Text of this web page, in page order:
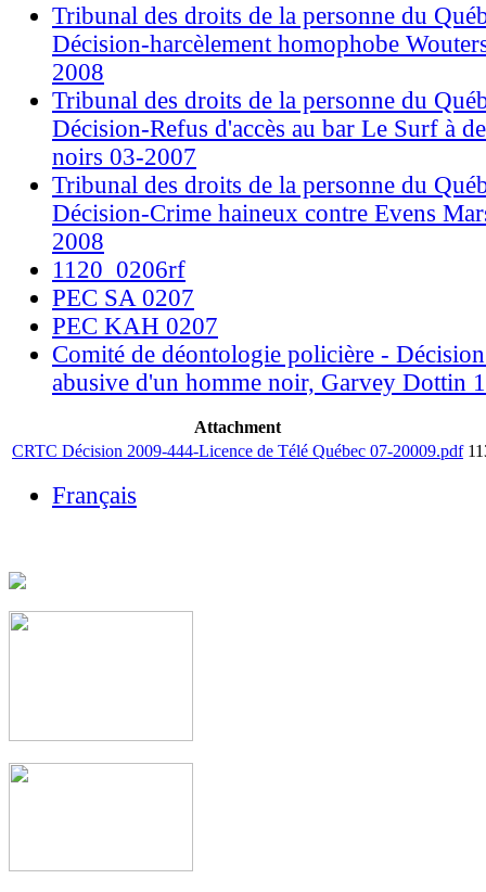
Tribunal des droits de la personne du
Décision-harcèlement homophobe
2008
Tribunal des droits de la personne du
Décision-Refus d'accès au bar Le Surf à
noirs 03-2007
Tribunal des droits de la personne du
Décision-Crime haineux contre Evens
2008
1120_0206rf
PEC SA 0207
PEC KAH 0207
Comité de déontologie policière -
abusive d'un homme noir, Garvey Dottin
Attachment
CRTC Décision 2009-444-Licence de Télé Québec 07-20009.pdf
Français